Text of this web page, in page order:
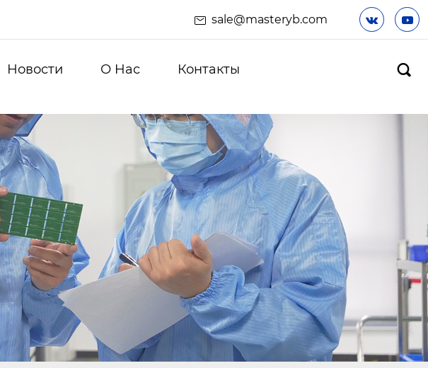
sale@masteryb.com  
Новости О Hас Контакты 